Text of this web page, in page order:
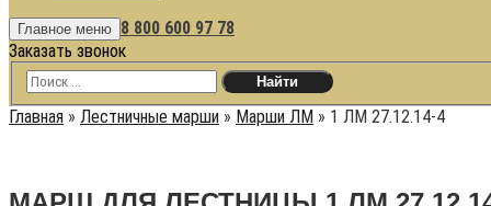
Главное меню 8 800 600 97 78
Заказать звонок
Главная » Лестничные марши » Марши ЛМ » 1 ЛМ 27.12.14-4